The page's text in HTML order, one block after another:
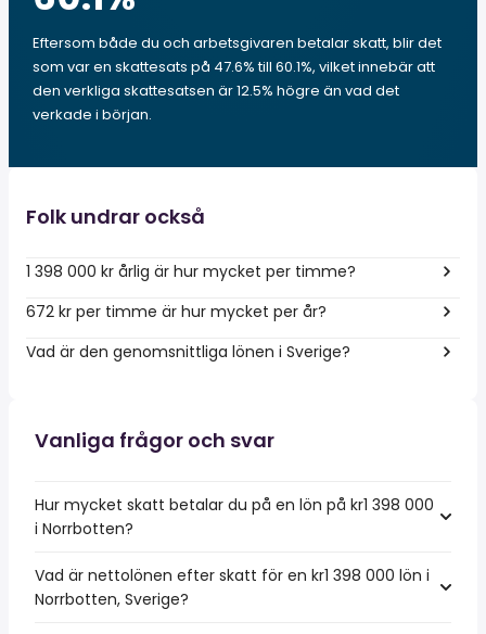
Eftersom både du och arbetsgivaren betalar skatt, blir det
som var en skattesats på 47.6% till 60.1%, vilket innebär att
den verkliga skattesatsen är 12.5% högre än vad det
verkade i början.
Folk undrar också
1 398 000 kr årlig är hur mycket per timme?
672 kr per timme är hur mycket per år?
Vad är den genomsnittliga lönen i Sverige?
Vanliga frågor och svar
Hur mycket skatt betalar du på en lön på kr1 398 000
i Norrbotten?
Vad är nettolönen efter skatt för en kr1 398 000 lön i
Norrbotten, Sverige?